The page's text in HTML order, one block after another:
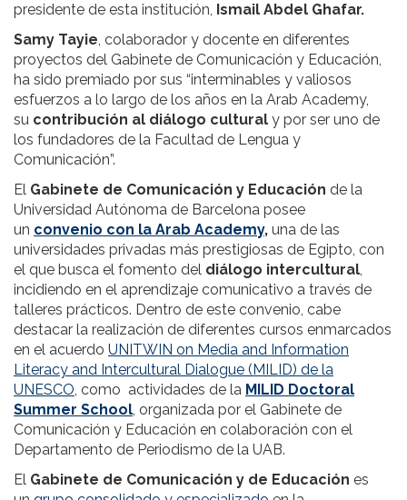
presidente de esta institución, Ismail Abdel Ghafar.
Samy Tayie, colaborador y docente en diferentes
proyectos del Gabinete de Comunicación y Educación,
ha sido premiado por sus “interminables y valiosos
esfuerzos a lo largo de los años en la Arab Academy,
su contribución al diálogo cultural y por ser uno de
los fundadores de la Facultad de Lengua y
Comunicación”.
El Gabinete de Comunicación y Educación de la
Universidad Autónoma de Barcelona posee
un convenio con la Arab Academy, una de las
universidades privadas más prestigiosas de Egipto, con
el que busca el fomento del diálogo intercultural,
incidiendo en el aprendizaje comunicativo a través de
talleres prácticos. Dentro de este convenio, cabe
destacar la realización de diferentes cursos enmarcados
en el acuerdo UNITWIN on Media and Information
Literacy and Intercultural Dialogue (MILID) de la
UNESCO, como actividades de la MILID Doctoral
Summer School, organizada por el Gabinete de
Comunicación y Educación en colaboración con el
Departamento de Periodismo de la UAB.
El Gabinete de Comunicación y de Educación es